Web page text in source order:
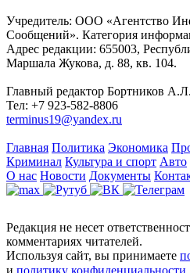
Учредитель: ООО «Агентство
Сообщений». Категория
Адрес редакции: 655003,
Маршала Жукова, д. 88, кв. 104.
Главный редактор Бортников А.Л.
Тел: +7 923-582-8806
terminus19@yandex.ru
Главная Политика Экономика
Криминал Культура и спорт Авто
О нас Новости Документы
Редакция не несет
комментариях читателей.
Используя сайт, вы принимаете
и политику конфиденциальности